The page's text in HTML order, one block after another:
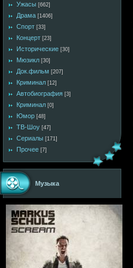
Ужасы [662]
Драма [1406]
Спорт [33]
Концерт [23]
Исторические [30]
Мюзикл [30]
Док.фильм [207]
Криминал [12]
Автобиография [3]
Криминал [0]
Юмор [48]
ТВ-Шоу [47]
Сериалы [171]
Прочее [7]
Музыка